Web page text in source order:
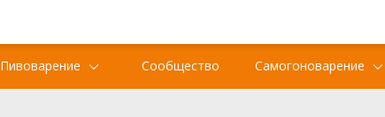
Пивоварение Сообщество Самогоноварение